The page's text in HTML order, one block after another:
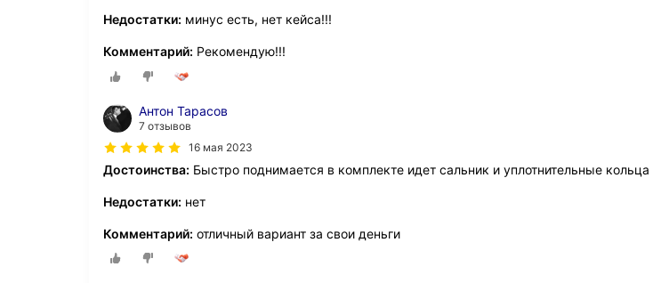
Недостатки: минус есть, нет кейса!!!
Комментарий: Рекомендую!!!
Антон Тарасов
7 отзывов
16 мая 2023
Достоинства: Быстро поднимается в комплекте идет сальник и уплотнительные кольца
Недостатки: нет
Комментарий: отличный вариант за свои деньги